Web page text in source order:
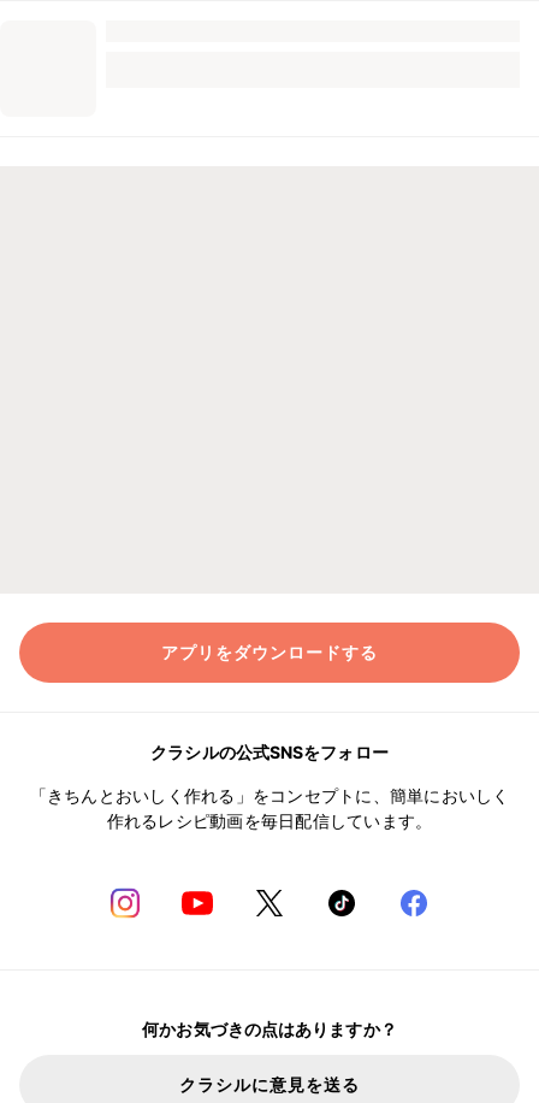
アプリをダウンロードする
クラシルの公式SNSをフォロー
「きちんとおいしく作れる」をコンセプトに、簡単においしく
作れるレシピ動画を毎日配信しています。
何かお気づきの点はありますか？
クラシルに意見を送る